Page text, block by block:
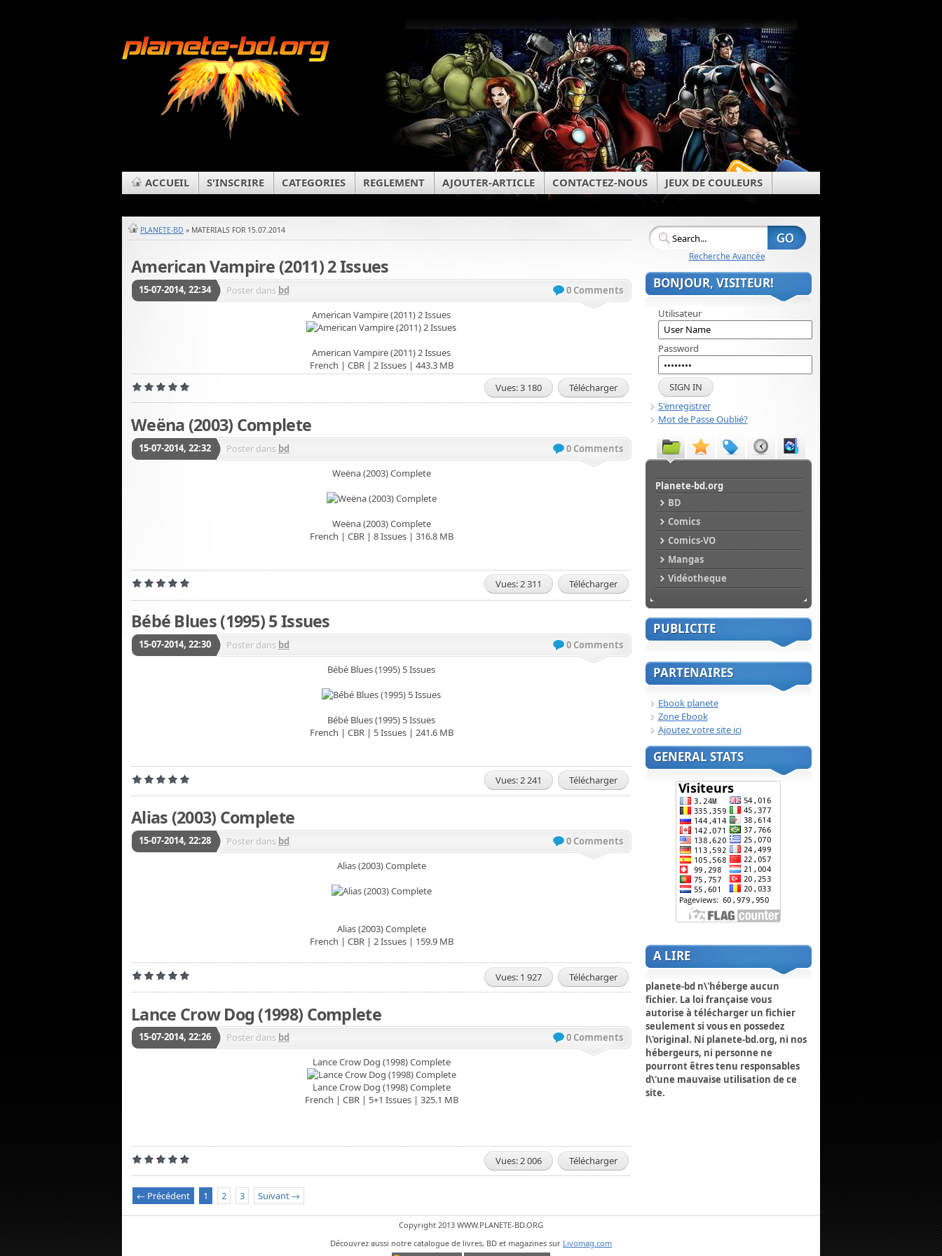
ACCUEIL S'INSCRIRE CATEGORIES REGLEMENT AJOUTER-ARTICLE CONTACTEZ-NOUS JEUX DE COULEURS
PLANETE-BD » MATERIALS FOR 15.07.2014
American Vampire (2011) 2 Issues
15-07-2014, 22:34 Poster dans bd
0 Comments
American Vampire (2011) 2 Issues
American Vampire (2011) 2 Issues
French | CBR | 2 Issues | 443.3 MB
Vues: 3 180
Télécharger
Weëna (2003) Complete
15-07-2014, 22:32 Poster dans bd
0 Comments
Weëna (2003) Complete
Weëna (2003) Complete
French | CBR | 8 Issues | 316.8 MB
Vues: 2 311 Télécharger
Bébé Blues (1995) 5 Issues
15-07-2014, 22:30 Poster dans bd
0 Comments
Bébé Blues (1995) 5 Issues
Bébé Blues (1995) 5 Issues
French | CBR | 5 Issues | 241.6 MB
Vues: 2 241 Télécharger
Alias (2003) Complete
15-07-2014, 22:28 Poster dans bd
0 Comments
Alias (2003) Complete
Alias (2003) Complete
French | CBR | 2 Issues | 159.9 MB
Vues: 1 927 Télécharger
Lance Crow Dog (1998) Complete
15-07-2014, 22:26 Poster dans bd
0 Comments
Lance Crow Dog (1998) Complete
Lance Crow Dog (1998) Complete
French | CBR | 5+1 Issues | 325.1 MB
Vues: 2 006 Télécharger
← Précédent 1 2 3 Suivant →
Recherche Avancée
BONJOUR, VISITEUR!
Utilisateur
Password
S'enregistrer
Mot de Passe Oublié?
Planete-bd.org
BD
Comics
Comics-VO
Mangas
Vidéotheque
PUBLICITE
PARTENAIRES
Ebook planete
Zone Ebook
Ajoutez votre site ici
GENERAL STATS
A LIRE
planete-bd n\'héberge aucun
fichier. La loi française vous
autorise à télécharger un fichier
seulement si vous en possedez
l\'original. Ni planete-bd.org, ni nos
hébergeurs, ni personne ne
pourront êtres tenu responsables
d\'une mauvaise utilisation de ce
site.
Copyright 2013 WWW.PLANETE-BD.ORG
Découvrez aussi notre catalogue de livres, BD et magazines sur Livomag.com